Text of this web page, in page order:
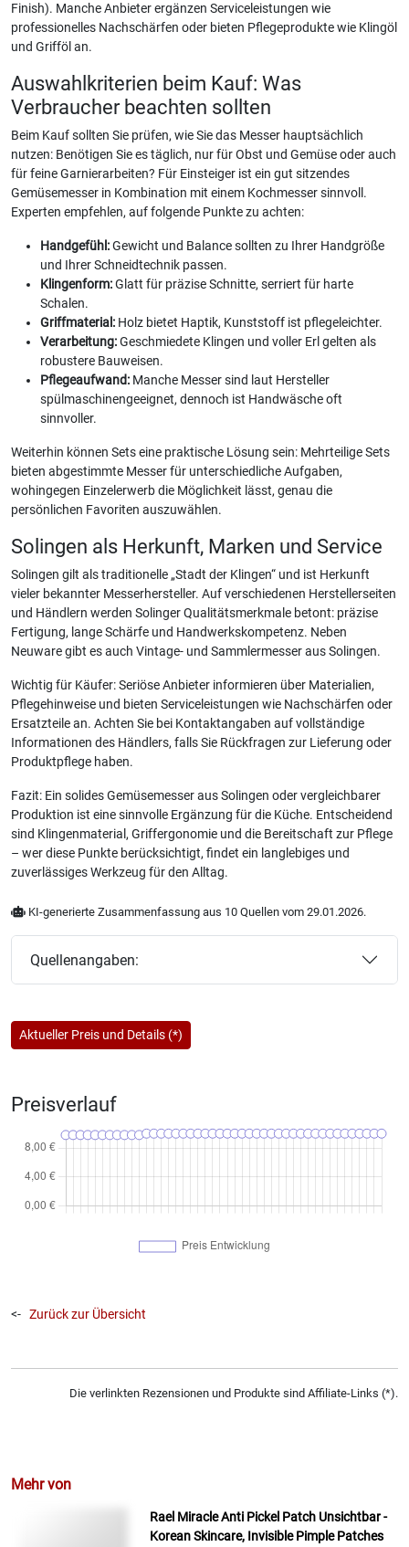
Finish). Manche Anbieter ergänzen Serviceleistungen wie
professionelles Nachschärfen oder bieten Pflegeprodukte wie Klingöl
und Grifföl an.
Auswahlkriterien beim Kauf: Was
Verbraucher beachten sollten
Beim Kauf sollten Sie prüfen, wie Sie das Messer hauptsächlich
nutzen: Benötigen Sie es täglich, nur für Obst und Gemüse oder auch
für feine Garnierarbeiten? Für Einsteiger ist ein gut sitzendes
Gemüsemesser in Kombination mit einem Kochmesser sinnvoll.
Experten empfehlen, auf folgende Punkte zu achten:
Handgefühl:Gewicht und Balance sollten zu Ihrer Handgröße
und Ihrer Schneidtechnik passen.
Klingenform:Glatt für präzise Schnitte, serriert für harte
Schalen.
Griffmaterial: Holz bietet Haptik, Kunststoff ist pflegeleichter.
Verarbeitung:Geschmiedete Klingen und voller Erl gelten als
robustere Bauweisen.
Pflegeaufwand: Manche Messer sind laut Hersteller
spülmaschinengeeignet, dennoch ist Handwäsche oft
sinnvoller.
Weiterhin können Sets eine praktische Lösung sein: Mehrteilige Sets
bieten abgestimmte Messer für unterschiedliche Aufgaben,
wohingegen Einzelerwerb die Möglichkeit lässt, genau die
persönlichen Favoriten auszuwählen.
Solingen als Herkunft, Marken und Service
Solingen gilt als traditionelle „Stadt der Klingen“ und ist Herkunft
vieler bekannter Messerhersteller. Auf verschiedenen Herstellerseiten
und Händlern werden Solinger Qualitätsmerkmale betont: präzise
Fertigung, lange Schärfe und Handwerkskompetenz. Neben
Neuware gibt es auch Vintage- und Sammlermesser aus Solingen.
Wichtig für Käufer: Seriöse Anbieter informieren über Materialien,
Pflegehinweise und bieten Serviceleistungen wie Nachschärfen oder
Ersatzteile an. Achten Sie bei Kontaktangaben auf vollständige
Informationen des Händlers, falls Sie Rückfragen zur Lieferung oder
Produktpflege haben.
Fazit: Ein solides Gemüsemesser aus Solingen oder vergleichbarer
Produktion ist eine sinnvolle Ergänzung für die Küche. Entscheidend
sind Klingenmaterial, Griffergonomie und die Bereitschaft zur Pflege
– wer diese Punkte berücksichtigt, findet ein langlebiges und
zuverlässiges Werkzeug für den Alltag.
KI-generierte Zusammenfassung aus 10 Quellen vom 29.01.2026.
Quellenangaben:
Aktueller Preis und Details (*)
Preisverlauf
<- Zurück zur Übersicht
Die verlinkten Rezensionen und Produkte sind Affiliate-Links (*).
Mehr von
Rael Miracle Anti Pickel Patch Unsichtbar -
Korean Skincare, Invisible Pimple Patches